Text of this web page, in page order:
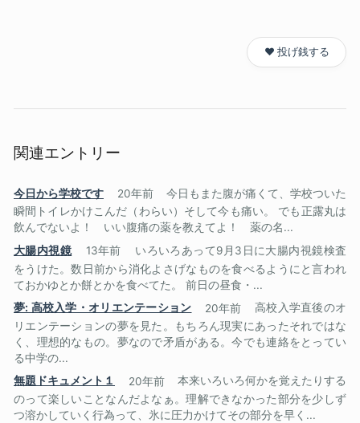
❤️ 投げ銭する
関連エントリー
今日から学校です 20年前
今日もまた腹が痛くて、学校ついた
瞬間トイレかけこんだ（わらい）そして今も痛い。 でも正露丸は
飲んでないよ！ いい腹痛の薬を教えてよ！ 薬の名...
大腸内視鏡
13年前
いろいろあって9月3日に大腸内視鏡検査
をうけた。数日前から消化よさげなものを食べるようにと言われ
ておかゆとか餅とかを食べてた。 前日の昼食・...
夢: 高校入学・オリエンテーション
20年前
高校入学直後のオ
リエンテーションの夢を見た。もちろん現実にあったそれではな
く、理想的なもの。夢なので矛盾がある。今でも連絡をとってい
る中学の...
無題ドキュメント１
20年前
本来いろいろ何かを覚えたりする
のって楽しいことなんだよなぁ。理解できなかった部分を少しず
つ溶かしていく行為って、氷に圧力かけてその部分を早く...